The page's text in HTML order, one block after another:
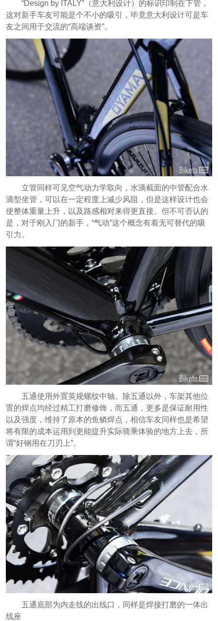
“Design by ITALY”（意大利设计）的标识印制在下管，
这对新手车友可能是个不小的吸引，毕竟意大利设计可是车
友之间用于交流的“高端谈资”。
立管同样可见空气动力学取向，水滴截面的中管配合水
滴型坐管，可以在一定程度上减少风阻，但是这样设计也会
使整体重量上升，以及路感相对来得更直接。但不可否认的
是，对于刚入门的新手，“气动”这个概念有着无可替代的吸
引力。
五通使用外置英规螺纹中轴。除五通以外，车架其他位
置的焊点均经过精工打磨修饰，而五通，更多是保证耐用性
以及强度，维持了原本的鱼鳞焊点，相信车友同样也是希望
将有限的成本运用到更能提升实际骑乘体验的地方上去，所
谓“好钢用在刀刃上”。
五通底部为内走线的出线口，同样是焊接打磨的一体出
线座